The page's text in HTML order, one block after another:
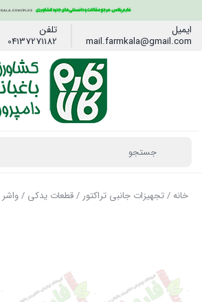
ایمیل
mail.farmkala@gmail.com
تلفن
04137271182
خانه/تجهیزات جانبی تراکتور /قطعات یدکی / واشر سر سیلندر تراکتور رومانی